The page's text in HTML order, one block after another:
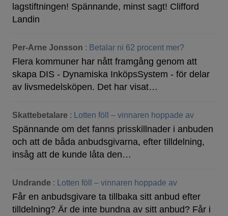
lagstiftningen! Spännande, minst sagt! Clifford
Landin
Per-Arne Jonsson : Betalar ni 62 procent mer?
Flera kommuner har nått framgång genom att
skapa DIS - Dynamiska InköpsSystem - för delar
av livsmedelsköpen. Det har visat…
Skattebetalare : Lotten föll – vinnaren hoppade av
Spännande om det fanns prisskillnader i anbuden
och att de båda anbudsgivarna, efter tilldelning,
insåg att de kunde låta den…
Undrande : Lotten föll – vinnaren hoppade av
Får en anbudsgivare ta tillbaka sitt anbud efter
tilldelning? Är de inte bundna av sitt anbud? Får i